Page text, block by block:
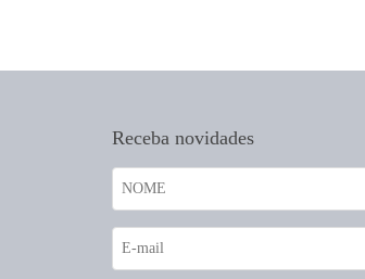
Receba novidades